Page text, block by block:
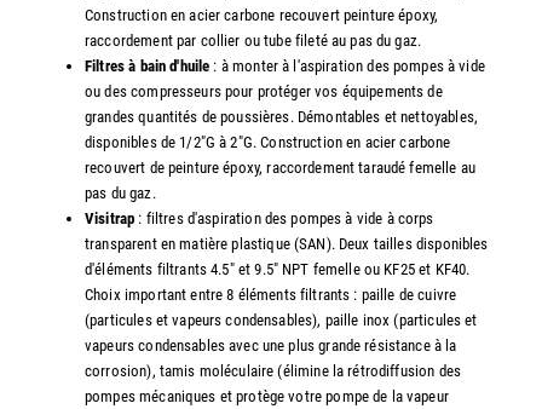
Construction en acier carbone recouvert peinture époxy,
raccordement par collier ou tube fileté au pas du gaz.
Filtres à bain d'huile : à monter à l'aspiration des pompes à vide
ou des compresseurs pour protéger vos équipements de
grandes quantités de poussières. Démontables et nettoyables,
disponibles de 1/2"G à 2"G. Construction en acier carbone
recouvert de peinture époxy, raccordement taraudé femelle au
pas du gaz.
Visitrap : filtres d'aspiration des pompes à vide à corps
transparent en matière plastique (SAN). Deux tailles disponibles
d'éléments filtrants 4.5" et 9.5" NPT femelle ou KF25 et KF40.
Choix important entre 8 éléments filtrants : paille de cuivre
(particules et vapeurs condensables), paille inox (particules et
vapeurs condensables avec une plus grande résistance à la
corrosion), tamis moléculaire (élimine la rétrodiffusion des
pompes mécaniques et protège votre pompe de la vapeur